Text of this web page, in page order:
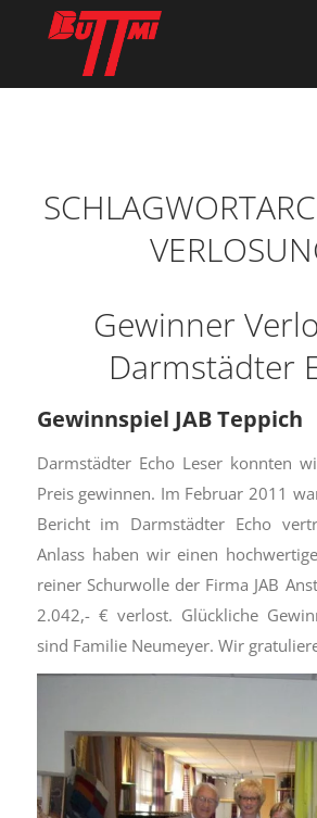
Gewinner
Darmstädter
Gewinnspiel JAB Teppich
Darmstädter Echo Leser konnten
Preis gewinnen. Im Februar 2011
Bericht im Darmstädter Echo
Anlass haben wir einen
reiner Schurwolle der Firma JAB
2.042,- € verlost. Glückliche
sind Familie Neumeyer. Wir